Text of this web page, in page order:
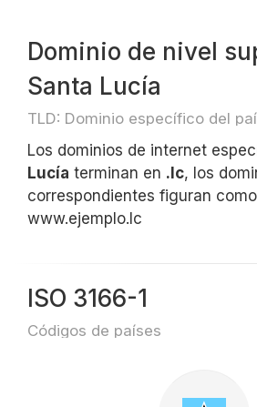
Dominio de nivel
Santa Lucía
TLD: Dominio específico del
Los dominios de internet
Lucía terminan en .lc, los
correspondientes figuran
www.ejemplo.lc
ISO 3166-1
Códigos de países